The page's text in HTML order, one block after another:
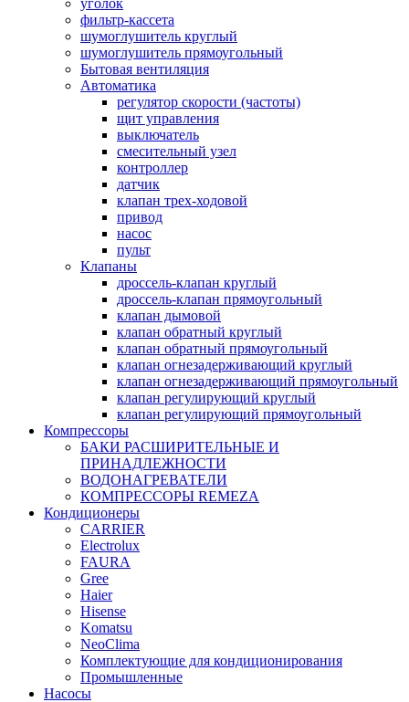
фильтр-кассета
шумоглушитель круглый
шумоглушитель прямоугольный
Бытовая вентиляция
Автоматика
регулятор скорости (частоты)
щит управления
выключатель
смесительный узел
контроллер
датчик
клапан трех-ходовой
привод
насос
пульт
Клапаны
дроссель-клапан круглый
дроссель-клапан прямоугольный
клапан дымовой
клапан обратный круглый
клапан обратный прямоугольный
клапан огнезадерживающий круглый
клапан огнезадерживающий прямоугольный
клапан регулирующий круглый
клапан регулирующий прямоугольный
Компрессоры
БАКИ РАСШИРИТЕЛЬНЫЕ И
ПРИНАДЛЕЖНОСТИ
ВОДОНАГРЕВАТЕЛИ
КОМПРЕССОРЫ REMEZA
Кондиционеры
CARRIER
Electrolux
FAURA
Gree
Haier
Hisense
Komatsu
NeoClima
Комплектующие для кондиционирования
Промышленные
Насосы